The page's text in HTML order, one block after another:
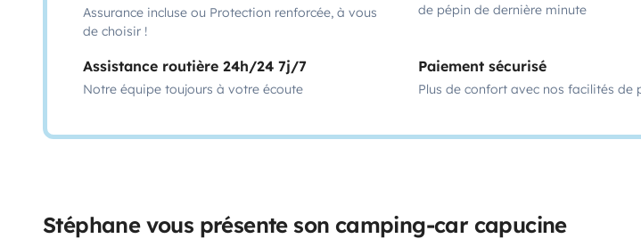
Assurance incluse ou Protection renforcée, à vous
de choisir !
de pépin de dernière minute
Assistance routière 24h/24 7j/7
Notre équipe toujours à votre écoute
Paiement sécurisé
Plus de confort avec nos facilités de
Stéphane vous présente son camping-car capucine